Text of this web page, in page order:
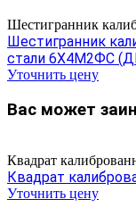
Шестигранник
Шестигранник
стали 6Х4М2ФС
Уточнить цену
Вас может
Квадрат
Квадрат
Уточнить цену